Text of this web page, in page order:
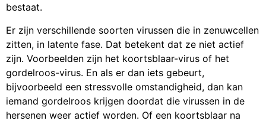
bestaat.
Er zijn verschillende soorten virussen die in zenuwcellen
zitten, in latente fase. Dat betekent dat ze niet actief
zijn. Voorbeelden zijn het koortsblaar-virus of het
gordelroos-virus. En als er dan iets gebeurt,
bijvoorbeeld een stressvolle omstandigheid, dan kan
iemand gordelroos krijgen doordat die virussen in de
hersenen weer actief worden. Of een koortsblaar na